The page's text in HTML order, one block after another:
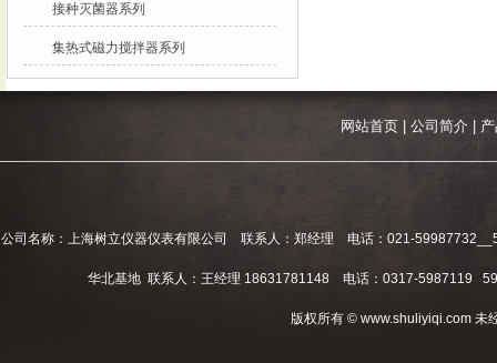
接种灭菌器系列
集热式磁力搅拌器系列
网站首页| 公司简介|
公司名称：上海树立仪器仪表有限公司 联系人：郑经理 电话：021-
华北基地 联系人：王经理 18631781148 电话：0317-5987119
版权所有 © www.shuliyiqi.com 未